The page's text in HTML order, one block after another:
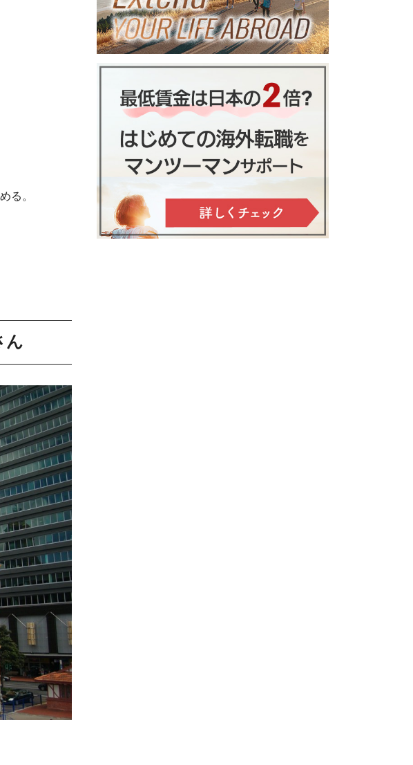
人・カルチャーが混ざり合
い、エネルギーが溢れる
街・パリ生活
海外移住の年金制度基礎知識と対策方法！転出
後の受け取りはどうなる？
海外移住前にやるべき１４の準備リストを確
本人が間違えやすい簡単な英語５選
コツがある！５つの必勝パターン
ック！海外留学の費用を格安にする18の方法
の有名大学に合格するのは簡単？４つのオプ
ションと事例【前編】
トで働こう。国際人ホテリエとしての経験談
２３日・海外就職のプロ達が語る座談カフェ
外生活に必須】オススメ防犯グッズ１５選（ス
リ・盗難〜自宅の安全対策まで）
航時の必需品！モバイルバッテリーの選び方
る。
ん